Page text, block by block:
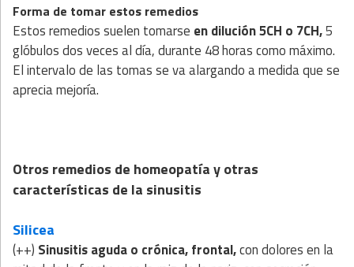
Forma de tomar estos remedios
Estos remedios suelen tomarse en dilución 5CH o 7CH,5
glóbulos dos veces al día, durante 48 horas como máximo.
El intervalo de las tomas se va alargando a medida que se
aprecia mejoría.
Otros remedios de homeopatía y otras
características de la sinusitis
Silicea
(++) Sinusitis aguda o crónica, frontal,con dolores en la